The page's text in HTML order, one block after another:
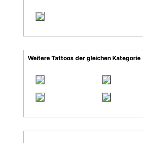
Weitere Tattoos der gleichen Kategorie